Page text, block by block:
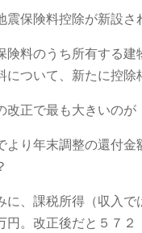
震保険料控除が新設さ
険料のうち所有する建
について、新たに控除
改正で最も大きいのが
より年末調整の還付金
に、課税所得（収入
円。改正後だと５７２